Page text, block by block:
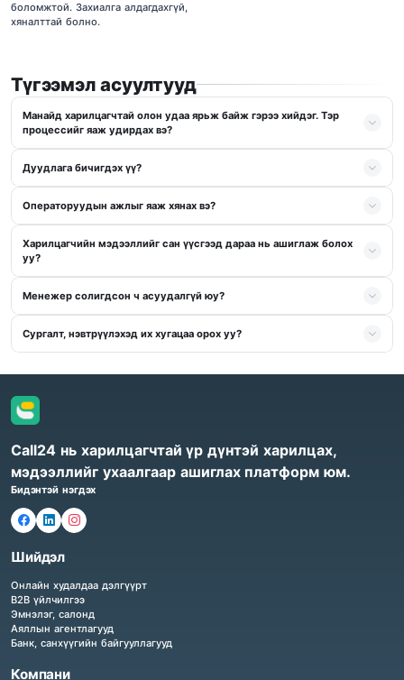
боломжтой. Захиалга алдагдахгүй,
хяналттай болно.
Түгээмэл асуултууд
Манайд харилцагчтай олон удаа ярьж байж гэрээ хийдэг. Тэр
процессийг яаж удирдах вэ?
Дуудлага бичигдэх үү?
Операторуудын ажлыг яаж хянах вэ?
Харилцагчийн мэдээллийг сан үүсгээд дараа нь ашиглаж болох
уу?
Менежер солигдсон ч асуудалгүй юу?
Сургалт, нэвтрүүлэхэд их хугацаа орох уу?
Call24 нь харилцагчтай үр дүнтэй харилцах,
мэдээллийг ухаалгаар ашиглах платформ юм.
Бидэнтэй нэгдэх
Шийдэл
Онлайн худалдаа дэлгүүрт
B2B үйлчилгээ
Эмнэлэг, салонд
Аяллын агентлагууд
Банк, санхүүгийн байгууллагууд
Компани